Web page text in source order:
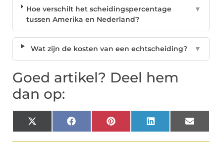
Hoe verschilt het scheidingspercentage
tussen Amerika en Nederland?
▼
Wat zijn de kosten van een echtscheiding? ▼
Goed artikel? Deel hem
dan op:
X
(Twitter)
Facebook Pinterest LinkedIn Email